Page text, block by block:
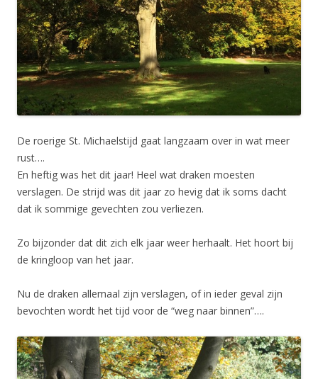
De roerige St. Michaelstijd gaat langzaam over in wat meer
rust….
En heftig was het dit jaar! Heel wat draken moesten
verslagen. De strijd was dit jaar zo hevig dat ik soms dacht
dat ik sommige gevechten zou verliezen.
Zo bijzonder dat dit zich elk jaar weer herhaalt. Het hoort bij
de kringloop van het jaar.
Nu de draken allemaal zijn verslagen, of in ieder geval zijn
bevochten wordt het tijd voor de “weg naar binnen”….